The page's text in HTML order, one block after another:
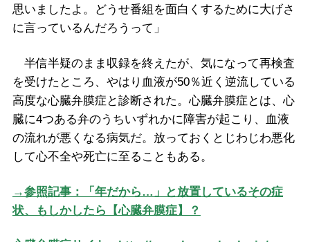
思いましたよ。どうせ番組を面白くするために大げさ
に言っているんだろうって」
半信半疑のまま収録を終えたが、気になって再検査
を受けたところ、やはり血液が50％近く逆流している
高度な心臓弁膜症と診断された。心臓弁膜症とは、心
臓に4つある弁のうちいずれかに障害が起こり、血液
の流れが悪くなる病気だ。放っておくとじわじわ悪化
して心不全や死亡に至ることもある。
→参照記事：「年だから…」と放置しているその症
状、もしかしたら【心臓弁膜症】？